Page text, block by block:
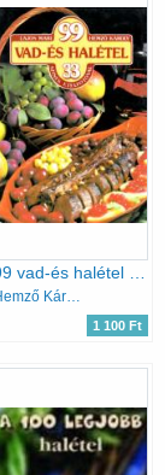
Hemző Károly Lajos Mari
1 100 Ft